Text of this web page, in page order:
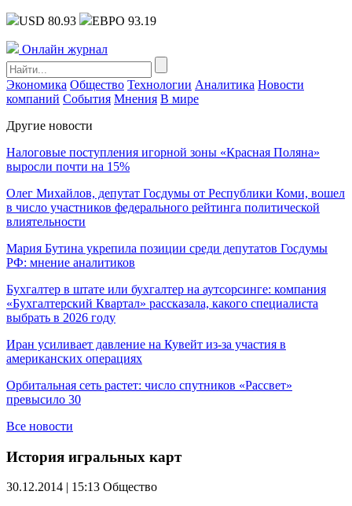
USD 80.93 ЕВРО 93.19
Онлайн журнал
Экономика Общество Технологии Аналитика Новости
компаний События Мнения В мире
Другие новости
Налоговые поступления игорной зоны «Красная Поляна»
выросли почти на 15%
Олег Михайлов, депутат Госдумы от Республики Коми, вошел
в число участников федерального рейтинга политической
влиятельности
Мария Бутина укрепила позиции среди депутатов Госдумы
РФ: мнение аналитиков
Бухгалтер в штате или бухгалтер на аутсорсинге: компания
«Бухгалтерский Квартал» рассказала, какого специалиста
выбрать в 2026 году
Иран усиливает давление на Кувейт из-за участия в
американских операциях
Орбитальная сеть растет: число спутников «Рассвет»
превысило 30
Все новости
История игральных карт
30.12.2014 | 15:13 Общество